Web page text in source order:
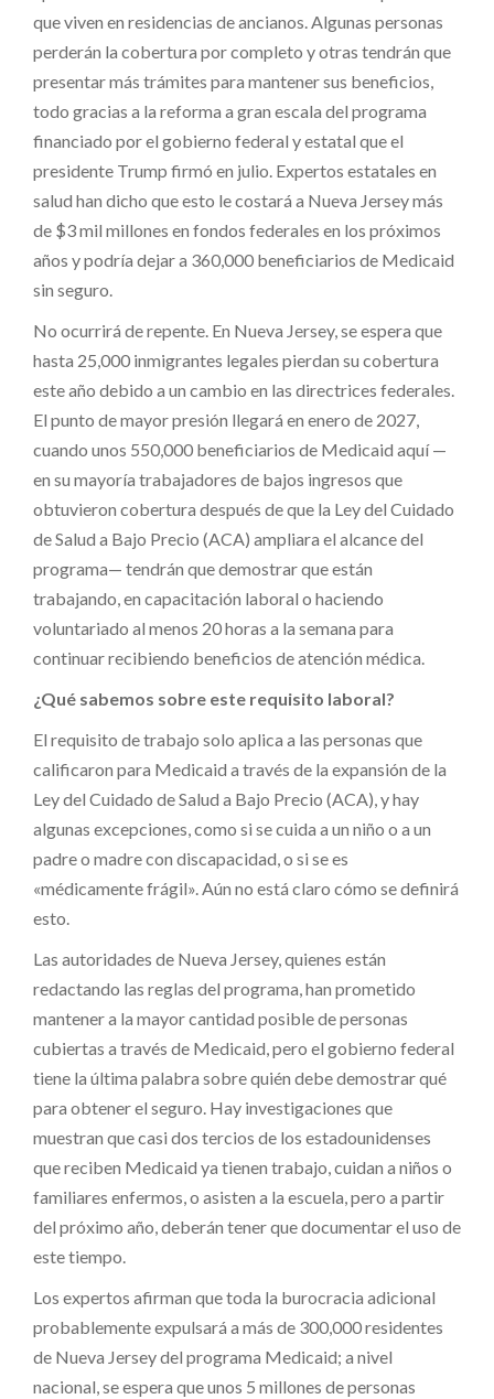
que viven en residencias de ancianos. Algunas personas
perderán la cobertura por completo y otras tendrán que
presentar más trámites para mantener sus beneficios,
todo gracias a la reforma a gran escala del programa
financiado por el gobierno federal y estatal que el
presidente Trump firmó en julio. Expertos estatales en
salud han dicho que esto le costará a Nueva Jersey más
de $3 mil millones en fondos federales en los próximos
años y podría dejar a 360,000 beneficiarios de Medicaid
sin seguro.
No ocurrirá de repente. En Nueva Jersey, se espera que
hasta 25,000 inmigrantes legales pierdan su cobertura
este año debido a un cambio en las directrices federales.
El punto de mayor presión llegará en enero de 2027,
cuando unos 550,000 beneficiarios de Medicaid aquí —
en su mayoría trabajadores de bajos ingresos que
obtuvieron cobertura después de que la Ley del Cuidado
de Salud a Bajo Precio (ACA) ampliara el alcance del
programa— tendrán que demostrar que están
trabajando, en capacitación laboral o haciendo
voluntariado al menos 20 horas a la semana para
continuar recibiendo beneficios de atención médica.
¿Qué sabemos sobre este requisito laboral?
El requisito de trabajo solo aplica a las personas que
calificaron para Medicaid a través de la expansión de la
Ley del Cuidado de Salud a Bajo Precio (ACA), y hay
algunas excepciones, como si se cuida a un niño o a un
padre o madre con discapacidad, o si se es
«médicamente frágil». Aún no está claro cómo se definirá
esto.
Las autoridades de Nueva Jersey, quienes están
redactando las reglas del programa, han prometido
mantener a la mayor cantidad posible de personas
cubiertas a través de Medicaid, pero el gobierno federal
tiene la última palabra sobre quién debe demostrar qué
para obtener el seguro. Hay investigaciones que
muestran que casi dos tercios de los estadounidenses
que reciben Medicaid ya tienen trabajo, cuidan a niños o
familiares enfermos, o asisten a la escuela, pero a partir
del próximo año, deberán tener que documentar el uso de
este tiempo.
Los expertos afirman que toda la burocracia adicional
probablemente expulsará a más de 300,000 residentes
de Nueva Jersey del programa Medicaid; a nivel
nacional, se espera que unos 5 millones de personas